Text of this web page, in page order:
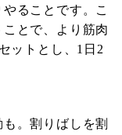
ることです。こ
とで、より筋肉
ットとし、1日2
。割りばしを割